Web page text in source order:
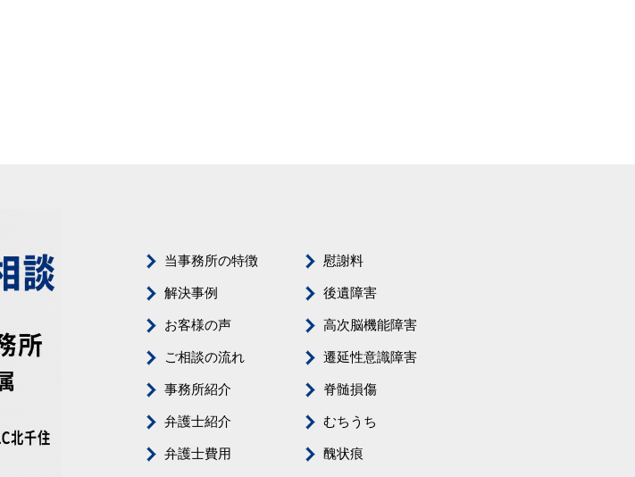
当事務所の特徴
解決事例
お客様の声
ご相談の流れ
事務所紹介
弁護士紹介
弁護士費用
慰謝料
後遺障害
高次脳機能障害
遷延性意識障害
脊髄損傷
むちうち
醜状痕